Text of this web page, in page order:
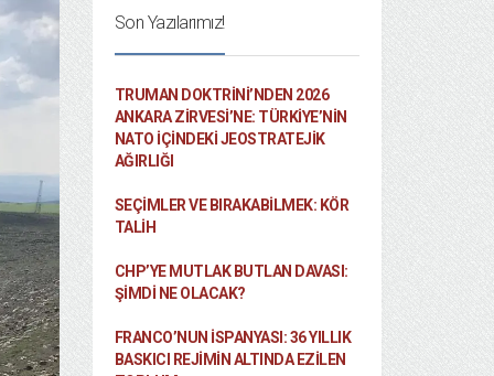
Son Yazılarımız!
TRUMAN DOKTRINI’NDEN 2026
ANKARA ZIRVESI’NE: TÜRKIYE’NIN
NATO İÇINDEKI JEOSTRATEJIK
AĞIRLIĞI
SEÇIMLER VE BIRAKABILMEK: KÖR
TALIH
CHP’YE MUTLAK BUTLAN DAVASI:
ŞİMDİ NE OLACAK?
FRANCO’NUN İSPANYASI: 36 YILLIK
BASKICI REJIMIN ALTINDA EZILEN